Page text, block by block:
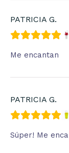
PATRICIA G.
Me encantan
PATRICIA G.
Súper! Me